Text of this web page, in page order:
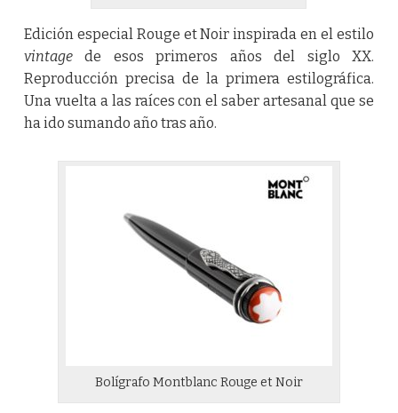
Edición especial Rouge et Noir inspirada en el estilo
vintagede esos primeros años del siglo XX.
Reproducción precisa de la primera estilográfica.
Una vuelta a las raíces con el saber artesanal que se
ha ido sumando año tras año.
Bolígrafo Montblanc Rouge et Noir